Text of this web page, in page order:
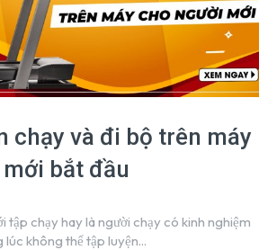
chạy và đi bộ trên máy
bắt đầu
tập chạy hay là người chạy có kinh nghiệm
lúc không thể tập luyện...